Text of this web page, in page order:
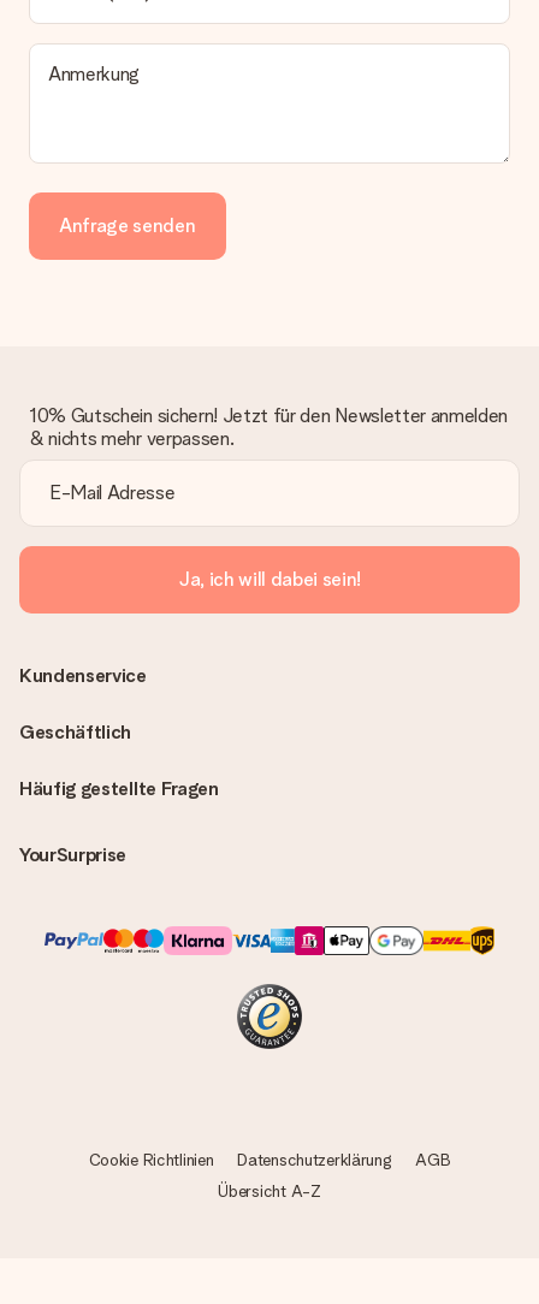
Anmerkung
Anfrage senden
10% Gutschein sichern! Jetzt für den Newsletter anmelden
& nichts mehr verpassen.
Ja, ich will dabei sein!
Häufig gestellte Fragen
YourSurprise
Kundenservice
Geschäftlich
Cookie Richtlinien Datenschutzerklärung
AGB
Übersicht A-Z